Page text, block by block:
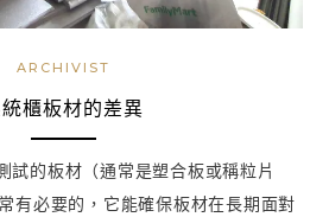
ARCHIVIST
櫃板材的差異
試的板材（通常是塑合板或稱粒片
有必要的，它能確保板材在長期面對